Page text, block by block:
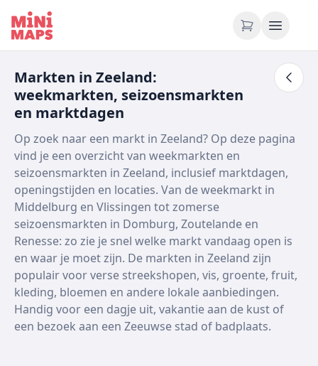
Ga naar inhoud
Markten in Zeeland:
weekmarkten, seizoensmarkten
en marktdagen
Op zoek naar een markt in Zeeland? Op deze pagina
vind je een overzicht van weekmarkten en
seizoensmarkten in Zeeland, inclusief marktdagen,
openingstijden en locaties. Van de weekmarkt in
Middelburg en Vlissingen tot zomerse
seizoensmarkten in Domburg, Zoutelande en
Renesse: zo zie je snel welke markt vandaag open is
en waar je moet zijn. De markten in Zeeland zijn
populair voor verse streekshopen, vis, groente, fruit,
kleding, bloemen en andere lokale aanbiedingen.
Handig voor een dagje uit, vakantie aan de kust of
een bezoek aan een Zeeuwse stad of badplaats.